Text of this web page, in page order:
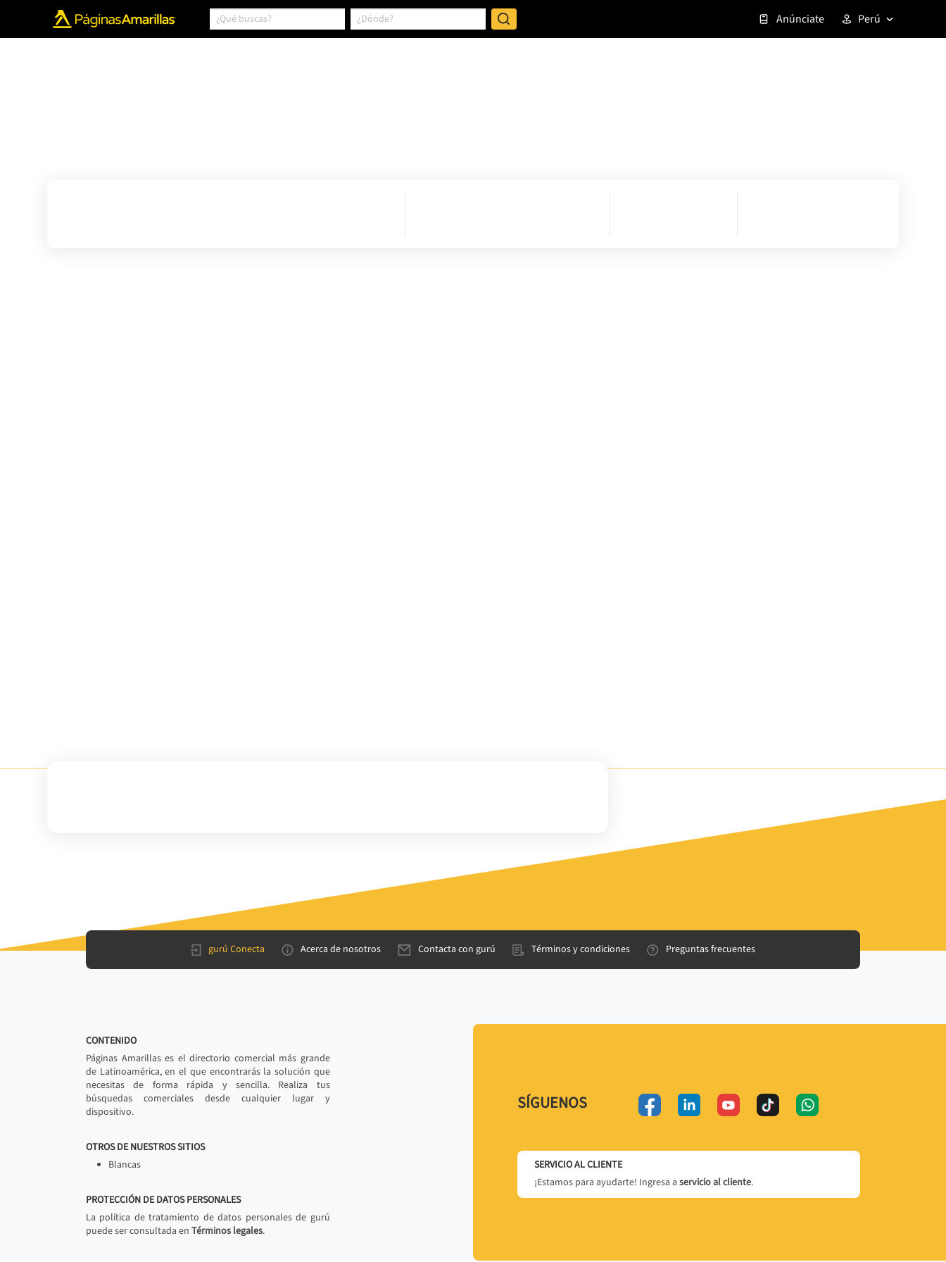
Anúnciate Perú
gurú Conecta Acerca de nosotros Contacta con gurú Términos y condiciones Preguntas frecuentes
CONTENIDO
Páginas Amarillas es el directorio comercial más grande
de Latinoamérica, en el que encontrarás la solución que
necesitas de forma rápida y sencilla. Realiza tus
búsquedas comerciales desde cualquier lugar y
dispositivo.
OTROS DE NUESTROS SITIOS
Blancas
PROTECCIÓN DE DATOS PERSONALES
La política de tratamiento de datos personales de gurú
puede ser consultada en Términos legales.
SÍGUENOS
SERVICIO AL CLIENTE
¡Estamos para ayudarte! Ingresa a servicio al cliente.